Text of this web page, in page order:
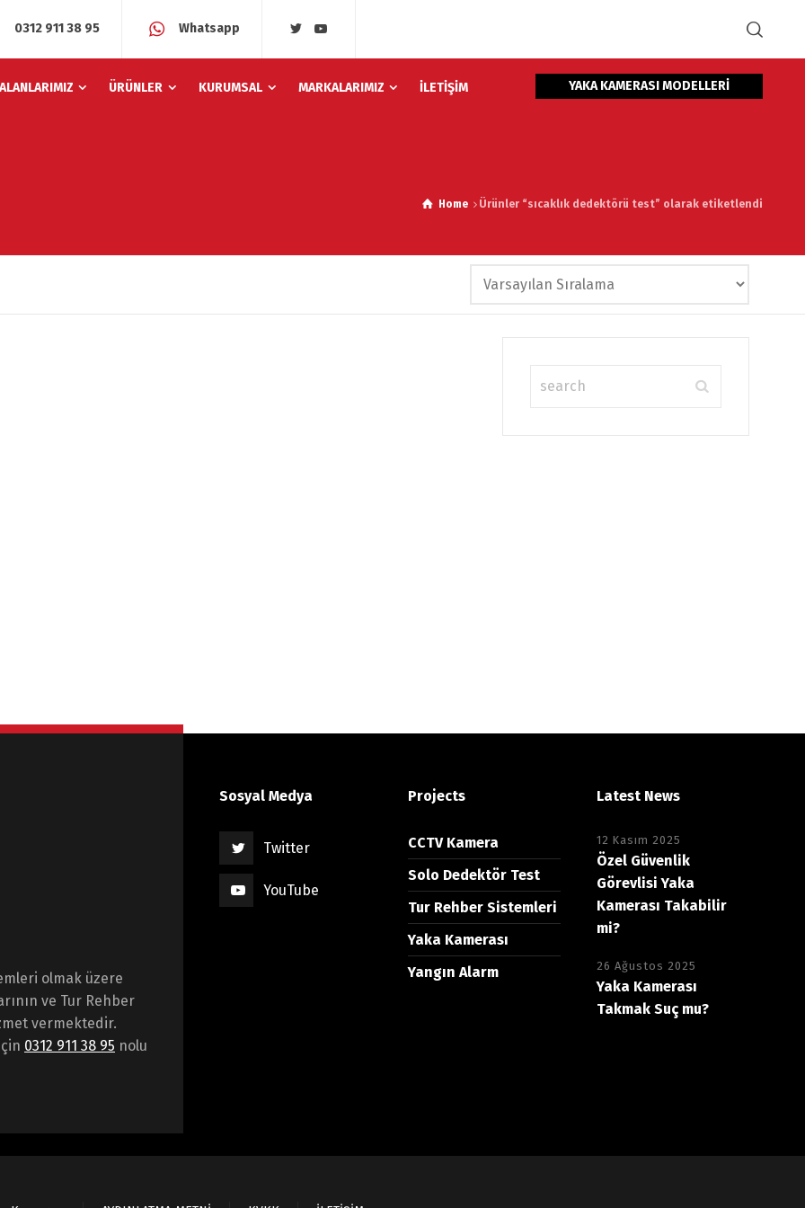
0312 911 38 95 Whatsapp
ÜRÜNLER KURUMSAL MARKALARIMIZ İLETİŞİM YAKA KAMERASI MODELLERİ
Home Ürünler “sıcaklık dedektörü test” olarak etiketlendi
olmak üzere
ve Tur Rehber
vermektedir.
0312 911 38 95 nolu
Sosyal Medya
Twitter
YouTube
Projects
CCTV Kamera
Solo Dedektör Test
Tur Rehber Sistemleri
Yaka Kamerası
Yangın Alarm
Latest News
12 Kasım 2025
Özel Güvenlik
Görevlisi Yaka
Kamerası Takabilir
mi?
26 Ağustos 2025
Yaka Kamerası
Takmak Suç mu?